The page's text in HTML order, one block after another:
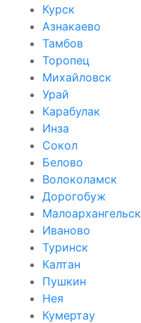
Курск
Азнакаево
Тамбов
Торопец
Михайловск
Урай
Карабулак
Инза
Сокол
Белово
Волоколамск
Дорогобуж
Малоархангельск
Иваново
Туринск
Калтан
Пушкин
Нея
Кумертау